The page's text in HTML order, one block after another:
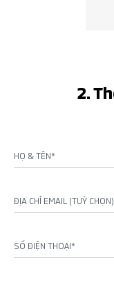
2.
HỌ & TÊN*
ĐỊA CHỈ EMAIL (TUỲ CHỌN)
SỐ ĐIỆN THOẠI*